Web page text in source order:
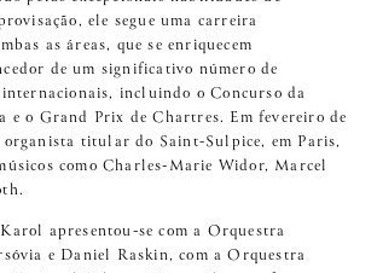
ele segue uma carreira
as áreas, que se enriquecem
de um significativo número de
incluindo o Concurso da
e o Grand Prix de Chartres. Em fevereiro de
organista titular do Saint-Sulpice, em Paris,
como Charles-Marie Widor, Marcel
apresentou-se com a Orquestra
e Daniel Raskin, com a Orquestra